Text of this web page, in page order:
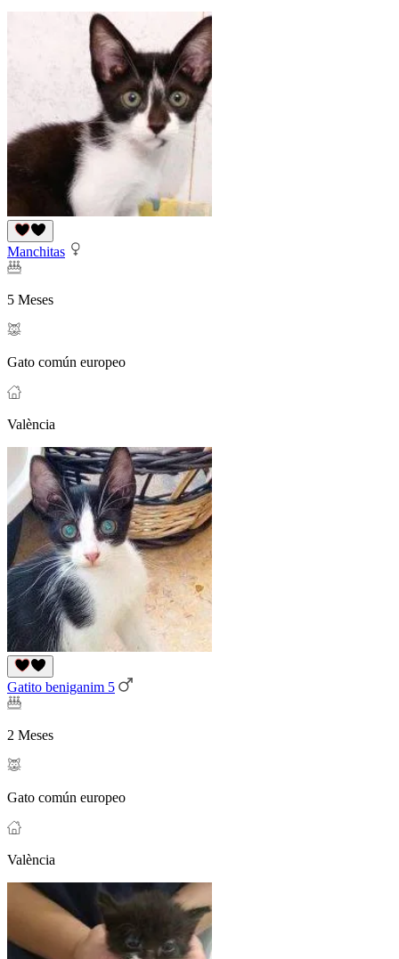
Manchitas
5 Meses
Gato común europeo
València
Gatito beniganim 5
2 Meses
Gato común europeo
València